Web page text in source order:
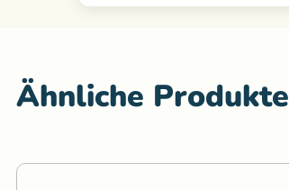
Ähnliche Produkte